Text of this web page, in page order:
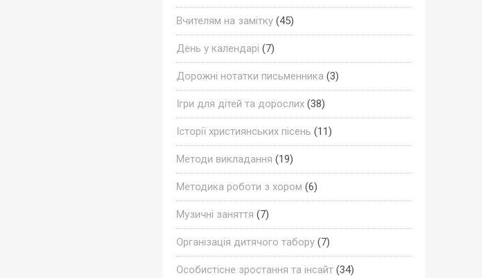
Вчителям на замітку(45)
День у календарі (7)
Дорожні нотатки письменника (3)
Ігри для дітей та дорослих(38)
Історії християнських пісень (11)
Методи викладання (19)
Методика роботи з хором (6)
Музичні заняття (7)
Організація дитячого табору(7)
Особистісне зростання та інсайт(34)